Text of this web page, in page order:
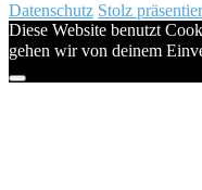
Datenschutz Stolz
Diese Website benutzt
gehen wir von deinem